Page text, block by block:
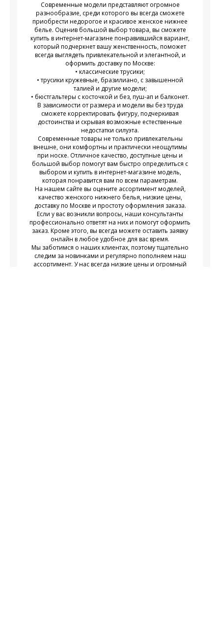
Современные модели представляют огромное
разнообразие, среди которого вы всегда сможете
приобрести недорогое и красивое женское нижнее
белье. Оценив большой выбор товара, вы сможете
купить в интернет-магазине понравившийся вариант,
который подчеркнет вашу женственность, поможет
всегда выглядеть привлекательной и элегантной, и
оформить доставку по Москве:
• классические трусики;
• трусики кружевные, бразилиано, с завышенной
талией и другие модели;
• бюстгальтеры с косточкой и без, пуш-ап и балконет.
В зависимости от размера и модели вы без труда
сможете корректировать фигуру, подчеркивая
достоинства и скрывая возможные естественные
недостатки силуэта.
Современные товары не только привлекательны
внешне, они комфортны и практически неощутимы
при носке. Отличное качество, доступные цены и
большой выбор помогут вам быстро определиться с
выбором и купить в интернет-магазине модель,
которая понравится вам по всем параметрам.
На нашем сайте вы оцените ассортимент моделей,
качество женского нижнего белья, низкие цены,
доставку по Москве и простоту оформления заказа.
Если у вас возникли вопросы, наши консультанты
профессионально ответят на них и помогут оформить
заказ. Кроме этого, вы всегда можете оставить заявку
онлайн в любое удобное для вас время.
Мы заботимся о наших клиентах, поэтому тщательно
следим за новинками и регулярно пополняем наш
ассортимент. У нас всегда низкие цены и огромный